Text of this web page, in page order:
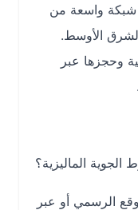
واسعة من
الأوسط.
عبر
أو عبر